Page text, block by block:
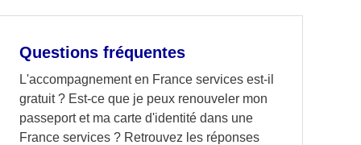
Questions fréquentes
L'accompagnement en France services est-il
gratuit ? Est-ce que je peux renouveler mon
passeport et ma carte d'identité dans une
France services ? Retrouvez les réponses